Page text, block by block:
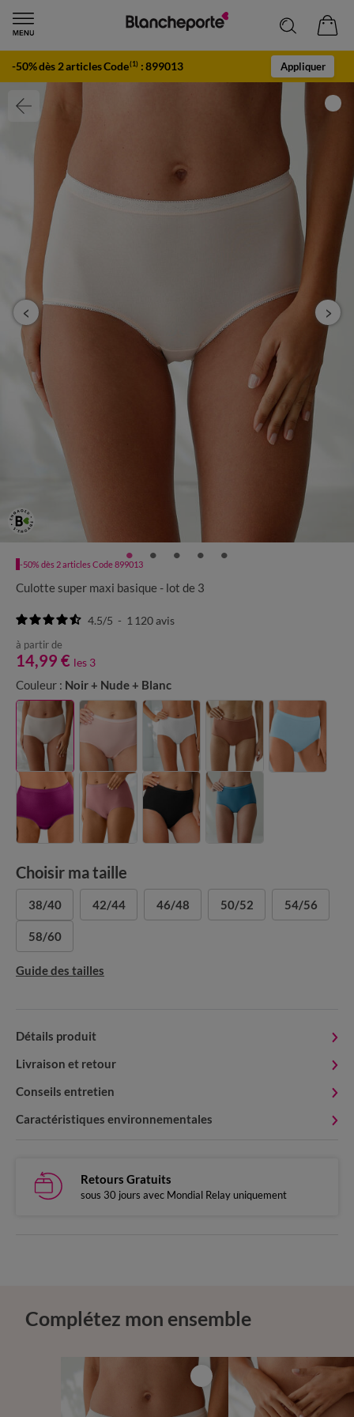
-50% dès 2 articles Code(1) :899013 Appliquer
-50% dès 2 articles Code 899013
Culotte super maxi basique - lot de 3
4.5/5 - 1 120avis
à partir de
14,99 € les 3
Couleur : Noir + Nude + Blanc
Choisir ma taille
38/40 42/44 46/48 50/52 54/56
58/60
Guide des tailles
Détails produit
Livraison et retour
Conseils entretien
Caractéristiques environnementales
Retours Gratuits
sous 30 jours avec Mondial Relay uniquement
Complétez mon ensemble